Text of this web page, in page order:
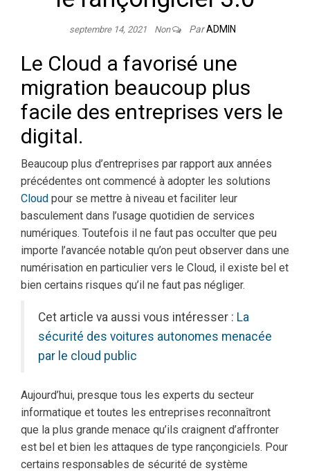
septembre 14, 2021 Non ParADMIN
Le Cloud a favorisé une
migration beaucoup plus
facile des entreprises vers le
digital.
Beaucoup plus d’entreprises par rapport aux années
précédentes ont commencé à adopter les solutions
Cloud pour se mettre à niveau et faciliter leur
basculement dans l’usage quotidien de services
numériques. Toutefois il ne faut pas occulter que peu
importe l’avancée notable qu’on peut observer dans une
numérisation en particulier vers le Cloud, il existe bel et
bien certains risques qu’il ne faut pas négliger.
Cet article va aussi vous intéresser : La
sécurité des voitures autonomes menacée
par le cloud public
Aujourd’hui, presque tous les experts du secteur
informatique et toutes les entreprises reconnaîtront
que la plus grande menace qu’ils craignent d’affronter
est bel et bien les attaques de type rançongiciels. Pour
certains responsables de sécurité de système